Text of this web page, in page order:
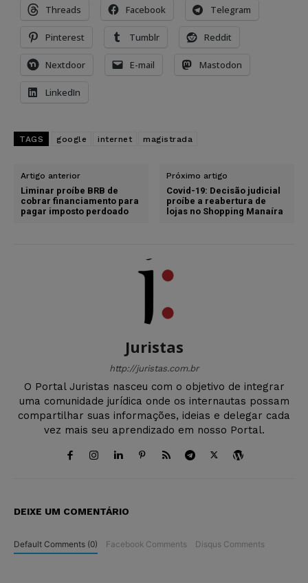
Threads Facebook Telegram
Pinterest Tumblr Reddit
Nextdoor E-mail Mastodon
LinkedIn
TAGS google internet magistrada
Artigo anterior
Liminar proíbe BRB de
cobrar financiamento para
pagar imposto perdoado
Próximo artigo
Covid-19: Decisão judicial
proíbe a reabertura de
lojas no Shopping Manaíra
Juristas
http://juristas.com.br
O Portal Juristas nasceu com o objetivo de integrar
uma comunidade jurídica onde os internautas possam
compartilhar suas informações, ideias e delegar cada
vez mais seu aprendizado em nosso Portal.
DEIXE UM COMENTÁRIO
Default Comments (0) Facebook Comments Disqus Comments